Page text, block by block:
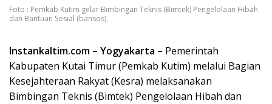
Foto : Pemkab Kutim gelar Bimbingan Teknis (Bimtek) Pengelolaan Hibah
dan Bantuan Sosial (bansos).
Instankaltim.com – Yogyakarta – Pemerintah
Kabupaten Kutai Timur (Pemkab Kutim) melalui Bagian
Kesejahteraan Rakyat (Kesra) melaksanakan
Bimbingan Teknis (Bimtek) Pengelolaan Hibah dan